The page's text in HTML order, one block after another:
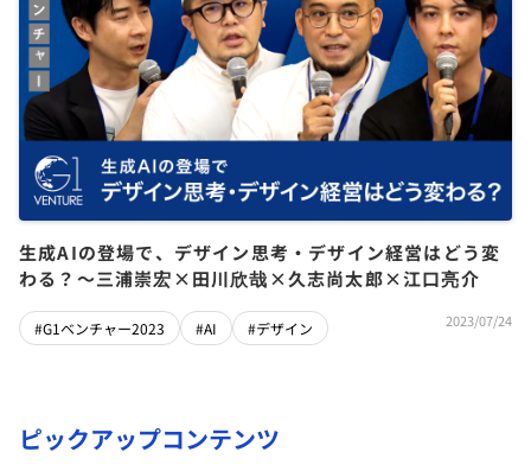
生成AIの登場で、デザイン思考・デザイン経営はどう変
わる？～三浦崇宏×田川欣哉×久志尚太郎×江口亮介
#G1ベンチャー2023 #AI #デザイン 2023/07/24
ピックアップコンテンツ